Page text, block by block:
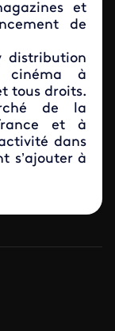
et
de
distribution
cinéma à
tous droits.
de la
et à
dans
s’ajouter à